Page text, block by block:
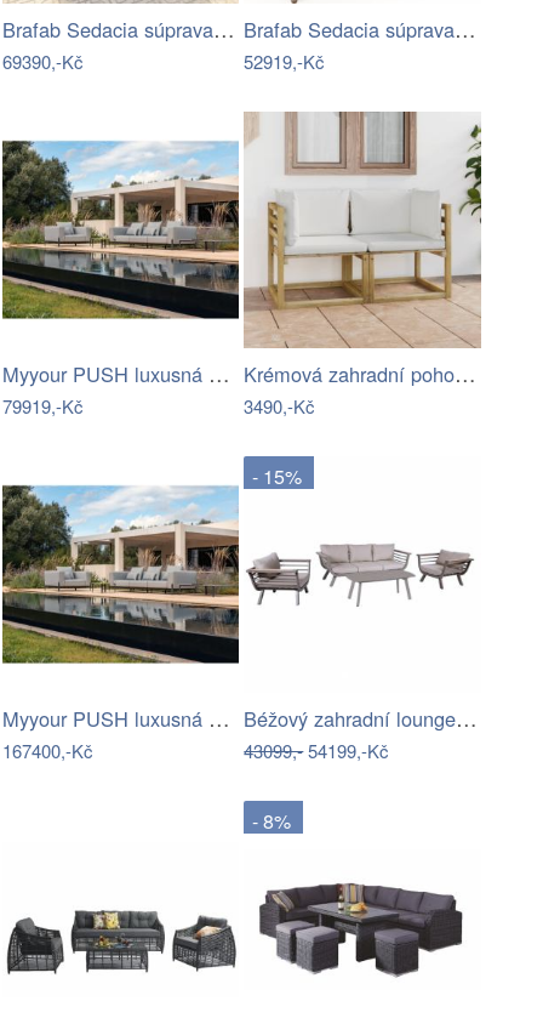
Brafab Sedacia súprava béžová ROSITA -…
69390,-Kč
Brafab Sedacia súprava béžová ROSITA -…
52919,-Kč
Myyour PUSH luxusná sedacia súprava -…
79919,-Kč
Krémová zahradní pohovka MAJKEN
3490,-Kč
Myyour PUSH luxusná sedacia súprava -…
167400,-Kč
- 15%
Béžový zahradní lounge set Aroa –…
43099,-54199,-Kč
- 8%